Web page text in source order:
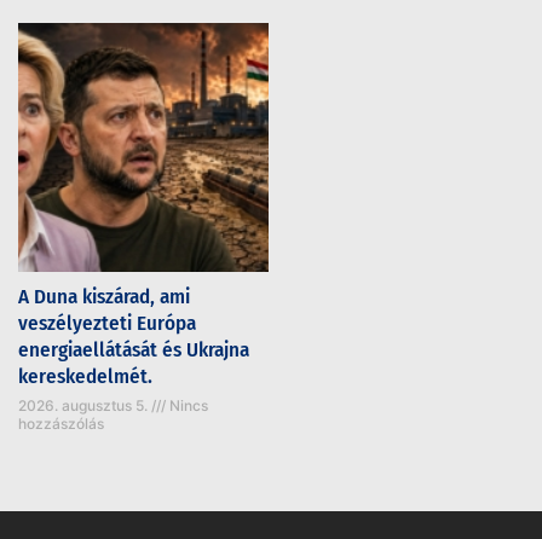
A Duna kiszárad, ami
veszélyezteti Európa
energiaellátását és Ukrajna
kereskedelmét.
2026. augusztus 5.
Nincs
hozzászólás